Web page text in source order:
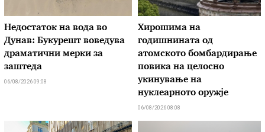
Недостаток на вода во
Дунав: Букурешт воведува
драматични мерки за
заштеда
06/08/2026 09:08
Хирошима на
годишнината од
атомското бомбардирање
повика на целосно
укинување на
нуклеарното оружје
06/08/2026 08:08